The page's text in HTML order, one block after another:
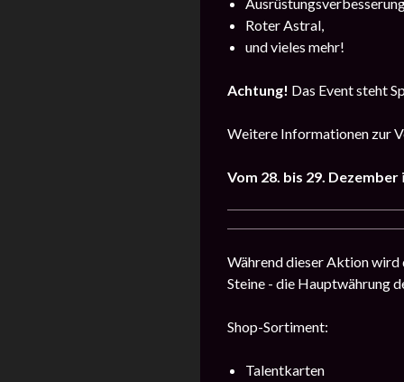
Roter Astral,
und vieles mehr!
Achtung! Das Event steht
Weitere Informationen zur
Vom 28. bis 29. Dezember
Während dieser Aktion wird
Steine ​​- die Hauptwährung
Shop-Sortiment:
Talentkarten